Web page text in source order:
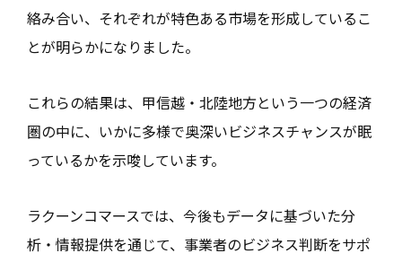
絡み合い、それぞれが特色ある市場を形成しているこ
とが明らかになりました。
これらの結果は、甲信越・北陸地方という一つの経済
圏の中に、いかに多様で奥深いビジネスチャンスが眠
っているかを示唆しています。
ラクーンコマースでは、今後もデータに基づいた分
析・情報提供を通じて、事業者のビジネス判断をサポ